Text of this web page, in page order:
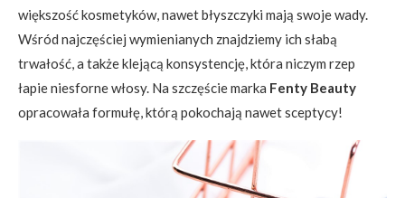
większość kosmetyków, nawet błyszczyki mają swoje wady.
Wśród najczęściej wymienianych znajdziemy ich słabą
trwałość, a także klejącą konsystencję, która niczym rzep
łapie niesforne włosy. Na szczęście marka Fenty Beauty
opracowała formułę, którą pokochają nawet sceptycy!